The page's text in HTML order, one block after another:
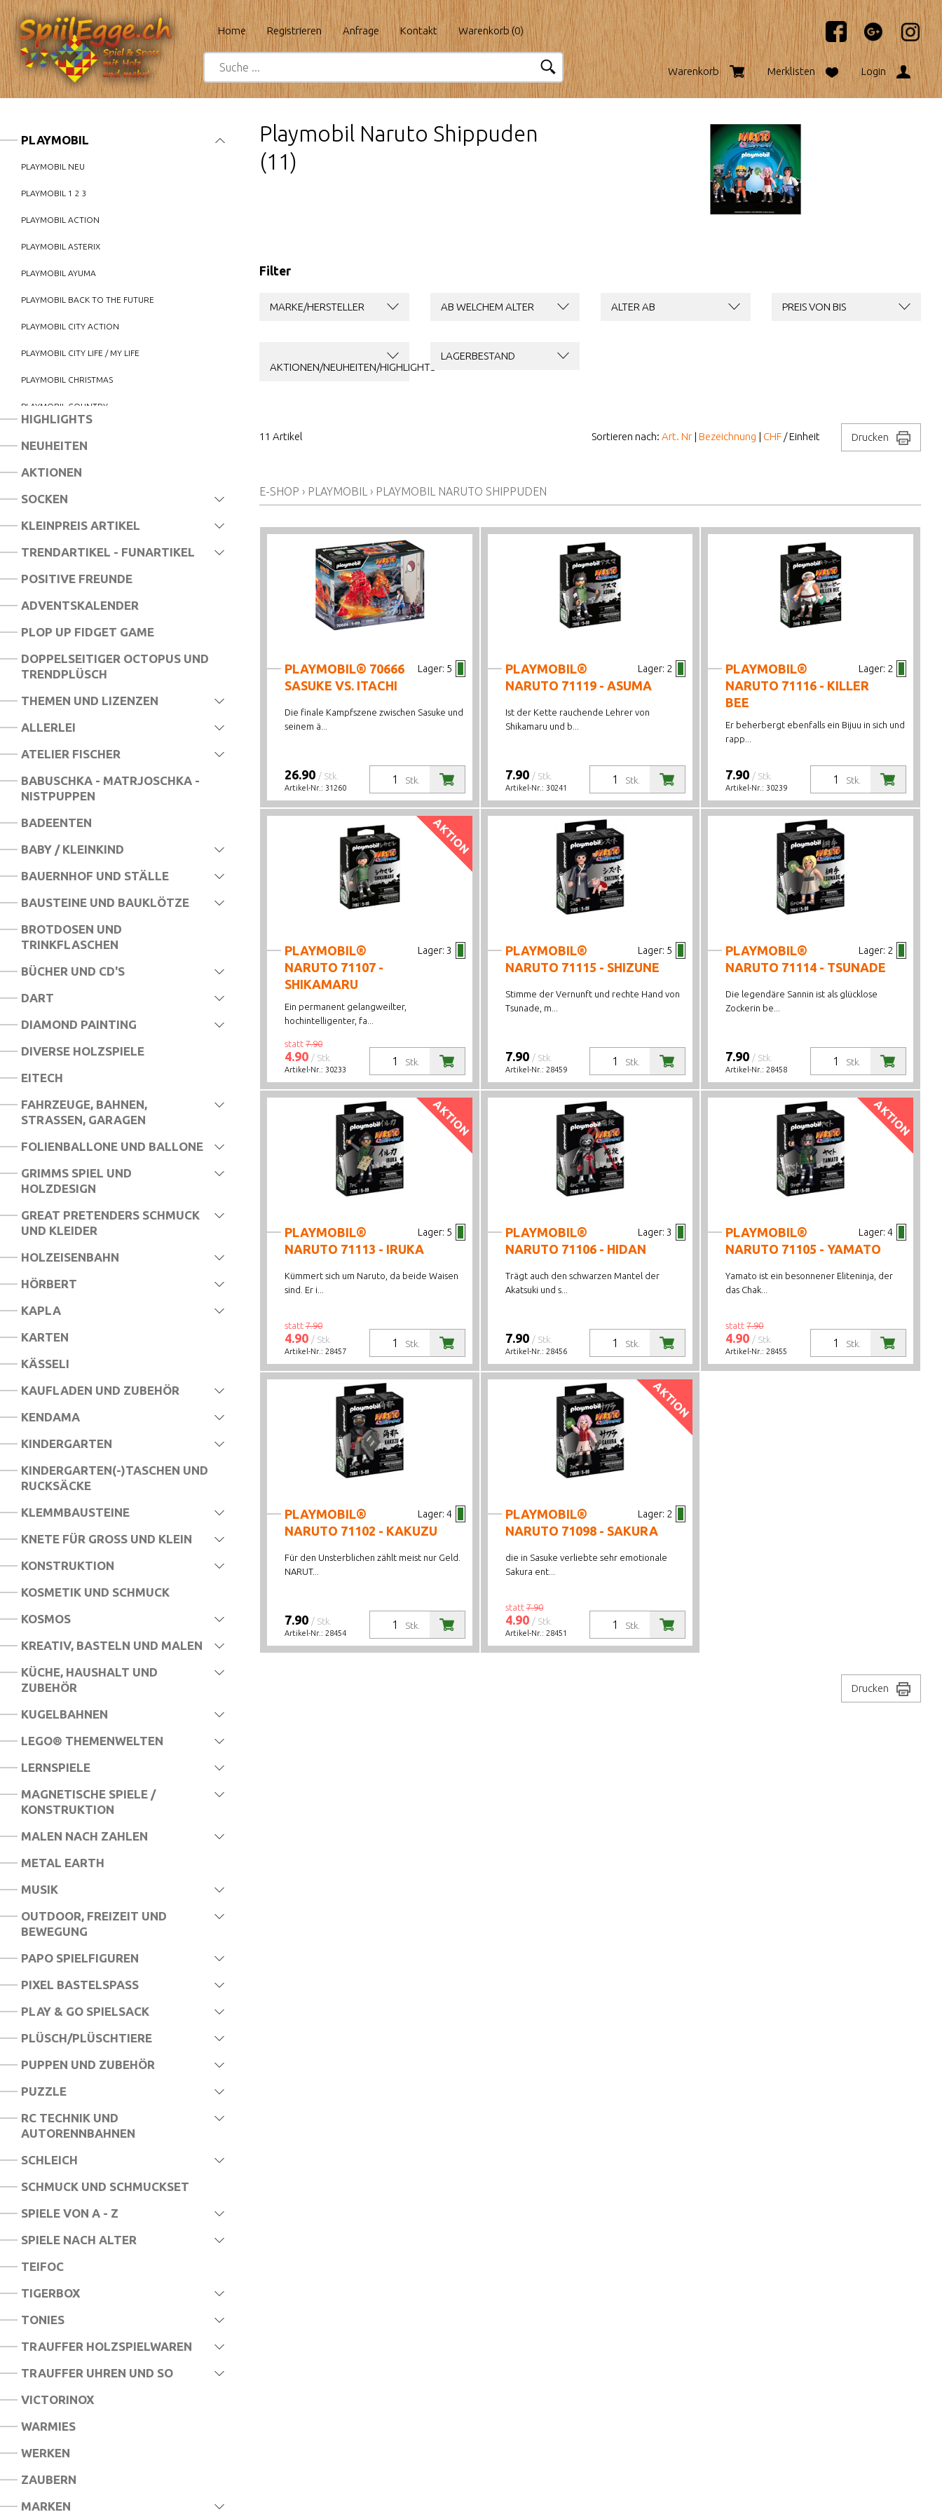
Home Registrieren Anfrage Kontakt Warenkorb (0)
Warenkorb Merklisten Login
HIGHLIGHTS
NEUHEITEN
AKTIONEN
SOCKEN
KLEINPREIS ARTIKEL
TRENDARTIKEL - FUNARTIKEL
POSITIVE FREUNDE
ADVENTSKALENDER
PLOP UP FIDGET GAME
DOPPELSEITIGER OCTOPUS UND
TRENDPLÜSCH
THEMEN UND LIZENZEN
ALLERLEI
ATELIER FISCHER
BABUSCHKA - MATRJOSCHKA -
NISTPUPPEN
BADEENTEN
BABY / KLEINKIND
BAUERNHOF UND STÄLLE
BAUSTEINE UND BAUKLÖTZE
BROTDOSEN UND
TRINKFLASCHEN
BÜCHER UND CD'S
DART
DIAMOND PAINTING
DIVERSE HOLZSPIELE
EITECH
FAHRZEUGE, BAHNEN,
STRASSEN, GARAGEN
FOLIENBALLONE UND BALLONE
GRIMMS SPIEL UND
HOLZDESIGN
GREAT PRETENDERS SCHMUCK
UND KLEIDER
HOLZEISENBAHN
HÖRBERT
KAPLA
KARTEN
KÄSSELI
KAUFLADEN UND ZUBEHÖR
KENDAMA
KINDERGARTEN
KINDERGARTEN(-)TASCHEN UND
RUCKSÄCKE
KLEMMBAUSTEINE
KNETE FÜR GROSS UND KLEIN
KONSTRUKTION
KOSMETIK UND SCHMUCK
KOSMOS
KREATIV, BASTELN UND MALEN
KÜCHE, HAUSHALT UND
ZUBEHÖR
KUGELBAHNEN
LEGO® THEMENWELTEN
LERNSPIELE
MAGNETISCHE SPIELE /
KONSTRUKTION
MALEN NACH ZAHLEN
METAL EARTH
MUSIK
OUTDOOR, FREIZEIT UND
BEWEGUNG
PAPO SPIELFIGUREN
PIXEL BASTELSPASS
PLAY & GO SPIELSACK
PLAYMOBIL
PLAYMOBIL NEU
PLAYMOBIL 1 2 3
PLAYMOBIL ACTION
PLAYMOBIL ASTERIX
PLAYMOBIL AYUMA
PLAYMOBIL BACK TO THE FUTURE
PLAYMOBIL CITY ACTION
PLAYMOBIL CITY LIFE / MY LIFE
PLAYMOBIL CHRISTMAS
PLAYMOBIL COUNTRY
PLAYMOBIL MY FIGURES
PLAYMOBIL NARUTO SHIPPUDEN
PLAYMOBIL NOVELMORE
PLAYMOBIL PIRATES
PLAYMOBIL PRINCESS
PLAYMOBIL STUNTSHOW
PLAYMOBIL MIRACULOUS
PLAYMOBIL JUNIOR
PLAYMOBIL VESPA
PLAYMOBIL DUOPACK
PLAYMOBIL FUNSTARS
PLAYMOBIL MONSTER HIGH
PLAYMOBIL HEROES
PLAYMOBIL ANIMALS AND FRIENDS
PLÜSCH/PLÜSCHTIERE
PUPPEN UND ZUBEHÖR
PUZZLE
RC TECHNIK UND
AUTORENNBAHNEN
SCHLEICH
SCHMUCK UND SCHMUCKSET
SPIELE VON A - Z
SPIELE NACH ALTER
TEIFOC
TIGERBOX
TONIES
TRAUFFER HOLZSPIELWAREN
TRAUFFER UHREN UND SO
VICTORINOX
WARMIES
WERKEN
ZAUBERN
MARKEN
Playmobil Naruto Shippuden
(11)
Filter
MARKE/HERSTELLER AB WELCHEM ALTER ALTER AB PREIS VON BIS
AKTIONEN/NEUHEITEN/HIGHLIGHTS
LAGERBESTAND
Drucken
Sortieren nach: Art. Nr | Bezeichnung | CHF / Einheit
11 Artikel
E-SHOP › PLAYMOBIL › PLAYMOBIL NARUTO SHIPPUDEN
Lager: 5
PLAYMOBIL® 70666
SASUKE VS. ITACHI
Die finale Kampfszene zwischen Sasuke und
seinem ä...
Stk.
26.90 / Stk.
Artikel-Nr.: 31260
Lager: 2
PLAYMOBIL®
NARUTO 71119 - ASUMA
Ist der Kette rauchende Lehrer von
Shikamaru und b...
Stk.
7.90 / Stk.
Artikel-Nr.: 30241
Lager: 2
PLAYMOBIL®
NARUTO 71116 - KILLER
BEE
Er beherbergt ebenfalls ein Bijuu in sich und
rapp...
Stk.
7.90 / Stk.
Artikel-Nr.: 30239
AKTION
Lager: 3
PLAYMOBIL®
NARUTO 71107 -
SHIKAMARU
Ein permanent gelangweilter,
hochintelligenter, fa...
Stk.
statt 7.90
4.90 / Stk.
Artikel-Nr.: 30233
Lager: 5
PLAYMOBIL®
NARUTO 71115 - SHIZUNE
Stimme der Vernunft und rechte Hand von
Tsunade, m...
Stk.
7.90 / Stk.
Artikel-Nr.: 28459
Lager: 2
PLAYMOBIL®
NARUTO 71114 - TSUNADE
Die legendäre Sannin ist als glücklose
Zockerin be...
Stk.
7.90 / Stk.
Artikel-Nr.:28458
AKTION
Lager: 5
PLAYMOBIL®
NARUTO 71113 - IRUKA
Kümmert sich um Naruto, da beide Waisen
sind. Er i...
Stk.
statt 7.90
4.90 / Stk.
Artikel-Nr.: 28457
Lager: 3
PLAYMOBIL®
NARUTO 71106 - HIDAN
Trägt auch den schwarzen Mantel der
Akatsuki und s...
Stk.
7.90 / Stk.
Artikel-Nr.: 28456
AKTION
Lager: 4
PLAYMOBIL®
NARUTO 71105 - YAMATO
Yamato ist ein besonnener Eliteninja, der
das Chak...
Stk.
statt7.90
4.90 / Stk.
Artikel-Nr.:28455
Lager: 4
PLAYMOBIL®
NARUTO 71102 - KAKUZU
Für den Unsterblichen zählt meist nur Geld.
NARUT...
Stk.
7.90 / Stk.
Artikel-Nr.: 28454
AKTION
Lager: 2
PLAYMOBIL®
NARUTO 71098 - SAKURA
die in Sasuke verliebte sehr emotionale
Sakura ent...
Stk.
statt7.90
4.90 / Stk.
Artikel-Nr.: 28451
Drucken